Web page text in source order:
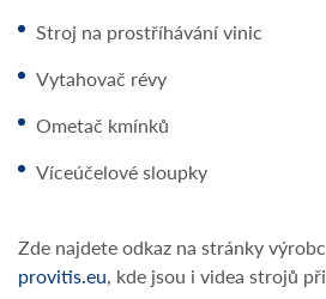
Stroj na prostříhávání vinic
Vytahovač révy
Ometač kmínků
Víceúčelové sloupky
Zde najdete odkaz na stránky
provitis.eu, kde jsou i videa strojů